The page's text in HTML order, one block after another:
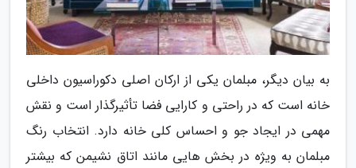
به بیان دیگر، مبلمان یکی از ارکان اصلی دکوراسیون داخلی
خانه است که در راحتی و کارایی فضا تأثیرگذار است و نقش
مهمی در ایجاد جو و احساس کلی خانه دارد. انتخاب رنگ
مبلمان به ویژه در بخش هایی مانند اتاق نشیمن که بیشتر